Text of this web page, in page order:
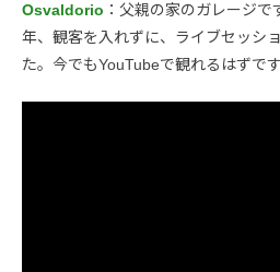
Osvaldorio ：父親の家のガレージ
年、観客を入れずに、ライブセッシ
た。今でもYouTubeで観れるはずです